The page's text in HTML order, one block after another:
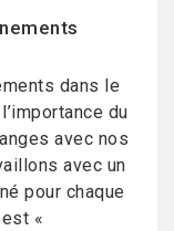
dans le
du
avec nos
avec un
pour chaque
«